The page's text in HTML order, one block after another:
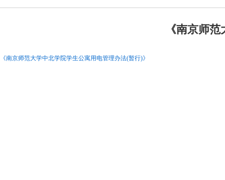
《南京师
《南京师范大学中北学院学生公寓用电管理办法(暂行)》